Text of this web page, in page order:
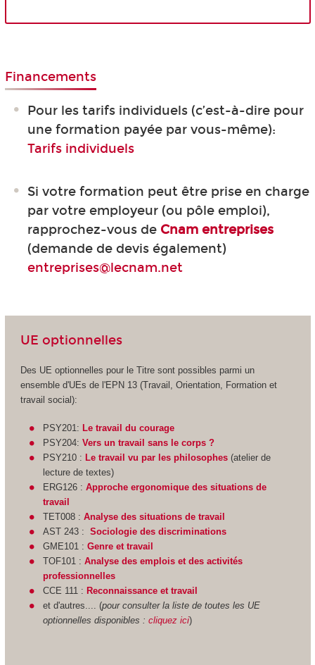
Financements
Pour les tarifs individuels (c’est-à-dire pour
une formation payée par vous-même):
Tarifs individuels
Si votre formation peut être prise en charge
par votre employeur (ou pôle emploi),
rapprochez-vous de Cnam entreprises
(demande de devis également)
entreprises@lecnam.net
UE optionnelles
Des UE optionnelles pour le Titre sont possibles parmi un
ensemble d'UEs de l'EPN13 (Travail, Orientation, Formation et
travail social):
PSY201: Le travail du courage
PSY204:Vers un travail sans le corps ?
PSY210 : Le travail vu par les philosophes (atelier de
lecture de textes)
ERG126 :Approche ergonomique des situations de
travail
TET008 :Analyse des situations de travail
AST 243 :Sociologie des discriminations
GME101 :Genre et travail
TOF101 :Analyse des emplois et des activités
professionnelles
CCE 111 : Reconnaissance et travail
et d'autres.... (pour consulter la liste de toutes les UE
optionnelles disponibles :cliquez ici)